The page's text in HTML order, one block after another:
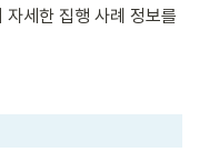
자세한 집행 사례 정보를